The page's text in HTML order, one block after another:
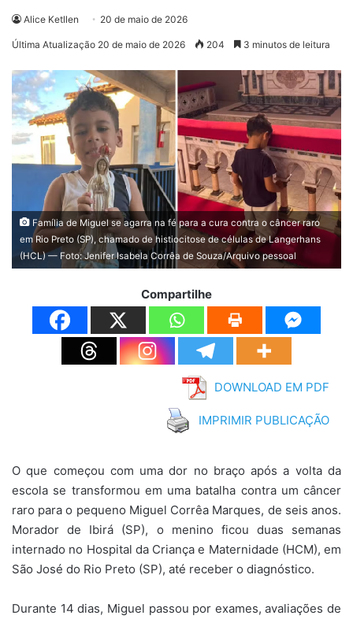
Alice Ketllen 20 de maio de 2026
Última Atualização 20 de maio de 2026 204 3 minutos de leitura
Família de Miguel se agarra na fé para a cura contra o câncer raro
em Rio Preto (SP), chamado de histiocitose de células de Langerhans
(HCL) — Foto: Jenifer Isabela Corrêa de Souza/Arquivo pessoal
Compartilhe
DOWNLOAD EM PDF
IMPRIMIR PUBLICAÇÃO
O que começou com uma dor no braço após a volta da
escola se transformou em uma batalha contra um câncer
raro para o pequeno Miguel Corrêa Marques, de seis anos.
Morador de Ibirá (SP), o menino ficou duas semanas
internado no Hospital da Criança e Maternidade (HCM), em
São José do Rio Preto (SP), até receber o diagnóstico.
Durante 14 dias, Miguel passou por exames, avaliações de